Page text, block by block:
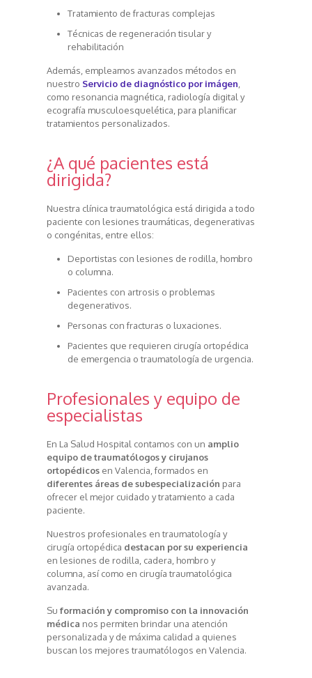
Tratamiento de fracturas complejas
Técnicas de regeneración tisular y
rehabilitación
Además, empleamos avanzados métodos en
nuestro Servicio de diagnóstico por imágen,
como resonancia magnética, radiología digital y
ecografía musculoesquelética, para planificar
tratamientos personalizados.
¿A qué pacientes está
dirigida?
Nuestra clínica traumatológica está dirigida a todo
paciente con lesiones traumáticas, degenerativas
o congénitas, entre ellos:
Deportistas con lesiones de rodilla, hombro
o columna.
Pacientes con artrosis o problemas
degenerativos.
Personas con fracturas o luxaciones.
Pacientes que requieren cirugía ortopédica
de emergencia o traumatología de urgencia.
Profesionales y equipo de
especialistas
En La Salud Hospital contamos con un amplio
equipo de traumatólogos y cirujanos
ortopédicos en Valencia, formados en
diferentes áreas de subespecialización para
ofrecer el mejor cuidado y tratamiento a cada
paciente.
Nuestros profesionales en traumatología y
cirugía ortopédica destacan por su experiencia
en lesiones de rodilla, cadera, hombro y
columna, así como en cirugía traumatológica
avanzada.
Su formación y compromiso con la innovación
médica nos permiten brindar una atención
personalizada y de máxima calidad a quienes
buscan los mejores traumatólogos en Valencia.